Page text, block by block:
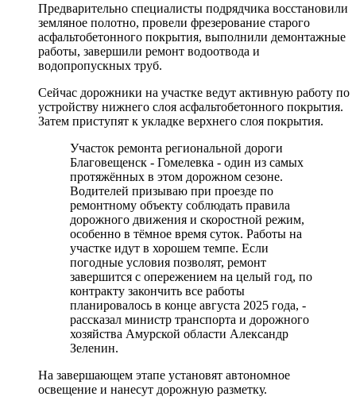
Предварительно специалисты подрядчика восстановили
земляное полотно, провели фрезерование старого
асфальтобетонного покрытия, выполнили демонтажные
работы, завершили ремонт водоотвода и
водопропускных труб.
Сейчас дорожники на участке ведут активную работу по
устройству нижнего слоя асфальтобетонного покрытия.
Затем приступят к укладке верхнего слоя покрытия.
Участок ремонта региональной дороги
Благовещенск - Гомелевка - один из самых
протяжённых в этом дорожном сезоне.
Водителей призываю при проезде по
ремонтному объекту соблюдать правила
дорожного движения и скоростной режим,
особенно в тёмное время суток. Работы на
участке идут в хорошем темпе. Если
погодные условия позволят, ремонт
завершится с опережением на целый год, по
контракту закончить все работы
планировалось в конце августа 2025 года, -
рассказал министр транспорта и дорожного
хозяйства Амурской области Александр
Зеленин.
На завершающем этапе установят автономное
освещение и нанесут дорожную разметку.